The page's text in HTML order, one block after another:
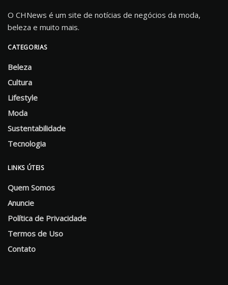
O CHNews é um site de notícias de negócios da moda,
beleza e muito mais.
CATEGORIAS
Beleza
Cultura
Lifestyle
Moda
Sustentabilidade
Tecnologia
LINKS ÚTEIS
Quem Somos
Anuncie
Política de Privacidade
Termos de Uso
Contato